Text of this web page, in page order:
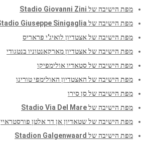
מפת הישיבה של Stadio Giovanni Zini
מפת הישיבה של Stadio Giuseppe Sinigaglia
מפת הישיבה של אצטדיון לואיג'י פראריס
מפת הישיבה של אצטדיון מארקאנטוניו בנטגודי
מפת הישיבה של סטאדיו אולימפיקו
מפת הישיבה של האצטדיון האולימפי טורינו
מפת הישיבה של סן סירו
מפת הישיבה של Stadio Via Del Mare
מפת הישיבה של שטאדיון אן דר אלטן פורסטראיי
מפת הישיבה של Stadion Galgenwaard